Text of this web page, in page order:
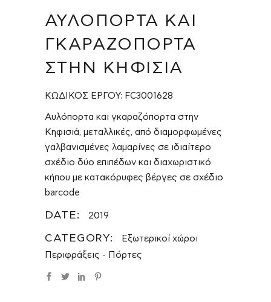
ΑΥΛΌΠΟΡΤΑ ΚΑΙ
ΓΚΑΡΑΖΌΠΟΡΤΑ
ΣΤΗΝ ΚΗΦΙΣΙΆ
ΚΩΔΙΚΟΣ ΕΡΓΟΥ: FC3001628
Αυλόπορτα και γκαραζόπορτα στην
Κηφισιά, μεταλλικές, από διαμορφωμένες
γαλβανισμένες λαμαρίνες σε ιδιαίτερο
σχέδιο δύο επιπέδων και διαχωριστικό
κήπου με κατακόρυφες βέργες σε σχέδιο
barcode
DATE: 2019
CATEGORY:
Εξωτερικοί χώροι
Περιφράξεις - Πόρτες